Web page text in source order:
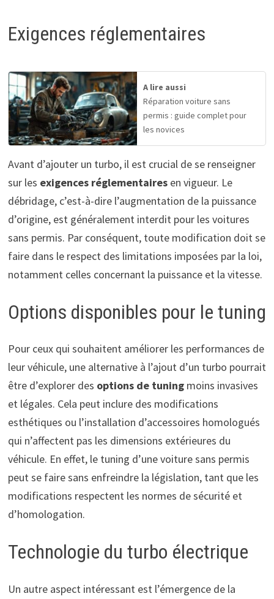
Exigences réglementaires
A lire aussi
Réparation voiture sans
permis : guide complet pour
les novices
Avant d’ajouter un turbo, il est crucial de se renseigner
sur les exigences réglementairesen vigueur. Le
débridage, c’est-à-dire l’augmentation de la puissance
d’origine, est généralement interdit pour les voitures
sans permis. Par conséquent, toute modification doit se
faire dans le respect des limitations imposées par la loi,
notamment celles concernant la puissance et la vitesse.
Options disponibles pour le tuning
Pour ceux qui souhaitent améliorer les performances de
leur véhicule, une alternative à l’ajout d’un turbo pourrait
être d’explorer des options de tuningmoins invasives
et légales. Cela peut inclure des modifications
esthétiques ou l’installation d’accessoires homologués
qui n’affectent pas les dimensions extérieures du
véhicule. En effet, le tuning d’une voiture sans permis
peut se faire sans enfreindre la législation, tant que les
modifications respectent les normes de sécurité et
d’homologation.
Technologie du turbo électrique
Un autre aspect intéressant est l’émergence de la